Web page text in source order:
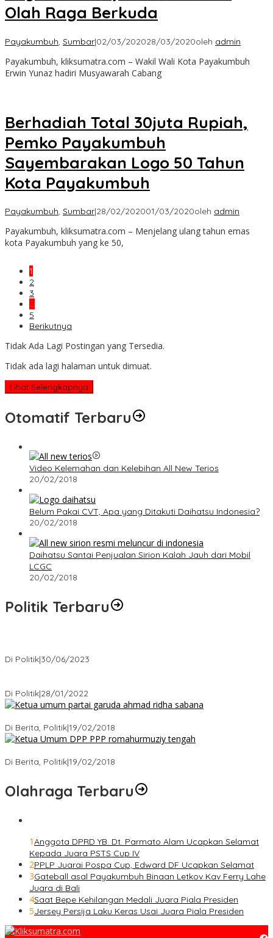
Olah Raga Berkuda
Payakumbuh, Sumbar|02/03/202028/03/2020oleh admin
Payakumbuh, kliksumatra.com – Wakil Wali Kota Payakumbuh
Erwin Yunaz hadiri Musyawarah Cabang
Berhadiah Total 30juta Rupiah,
Pemko Payakumbuh
Sayembarakan Logo 50 Tahun
Kota Payakumbuh
Payakumbuh, Sumbar|28/02/202001/03/2020oleh admin
Payakumbuh, kliksumatra.com – Menjelang ulang tahun emas
kota Payakumbuh yang ke 50,
1
2
3
…
5
Berikutnya
Tidak Ada Lagi Postingan yang Tersedia.
Tidak ada lagi halaman untuk dimuat.
Lihat Selengkapnya
Otomatif Terbaru
Video Kelemahan dan Kelebihan All New Terios
20/02/2018
Belum Pakai CVT, Apa yang Ditakuti Daihatsu Indonesia?
20/02/2018
Daihatsu Santai Penjualan Sirion Kalah Jauh dari Mobil
LCGC
20/02/2018
Politik Terbaru
Di Politik|30/06/2023
Di Politik|28/01/2022
Di Berita, Politik|19/02/2018
Di Berita, Politik|19/02/2018
Olahraga Terbaru
1Anggota DPRD YB. Dt. Parmato Alam Ucapkan Selamat
Kepada Juara PSTS Cup IV
2PPLP Juarai Pospa Cup, Edward DF Ucapkan Selamat
3Gateball asal Payakumbuh Binaan Letkov Kav Ferry Lahe
Juara di Bali
4Saat Bepe Kehilangan Medali Juara Piala Presiden
5Jersey Persija Laku Keras Usai Juara Piala Presiden